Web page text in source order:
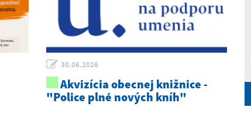
30.06.2026
Akvizícia obecnej knižnice -
"Police plné nových kníh"